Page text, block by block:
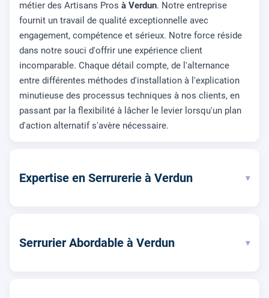
métier des Artisans Pros à Verdun. Notre entreprise
fournit un travail de qualité exceptionnelle avec
engagement, compétence et sérieux. Notre force réside
dans notre souci d'offrir une expérience client
incomparable. Chaque détail compte, de l'alternance
entre différentes méthodes d'installation à l'explication
minutieuse des processus techniques à nos clients, en
passant par la flexibilité à lâcher le levier lorsqu'un plan
d'action alternatif s'avère nécessaire.
Expertise en Serrurerie à Verdun ▾
Serrurier Abordable à Verdun ▾